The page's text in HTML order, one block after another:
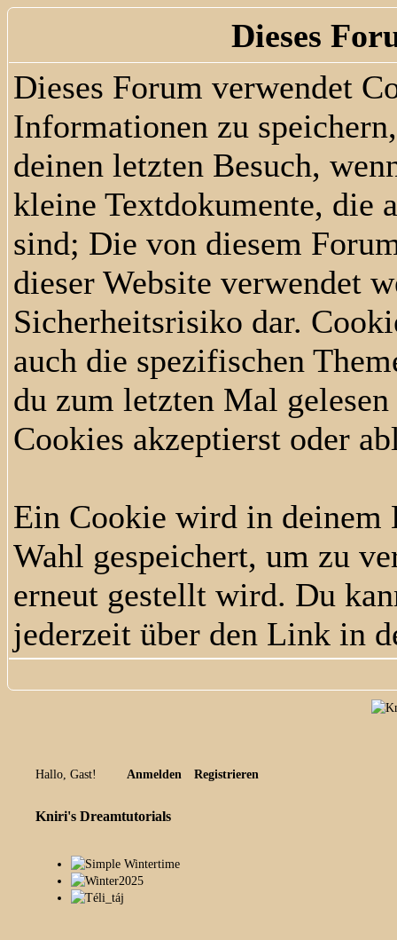
Dieses
Dieses Forum verwendet
Informationen zu
deinen letzten Besuch,
kleine Textdokumente, die
sind; Die von diesem
dieser Website verwendet
Sicherheitsrisiko dar.
auch die spezifischen
du zum letzten Mal
Cookies akzeptierst oder
Ein Cookie wird in deinem
Wahl gespeichert, um zu
erneut gestellt wird. Du
jederzeit über den Link in
Hallo, Gast! Anmelden Registrieren
Kniri's Dreamtutorials